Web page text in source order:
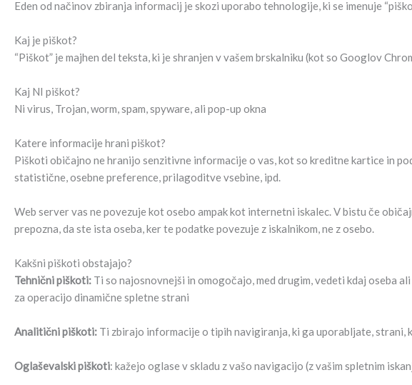
Eden od načinov zbiranja informacij je skozi uporabo tehnologije, ki se imenuje
Kaj je piškot?
“Piškot” je majhen del teksta, ki je shranjen v vašem brskalniku (kot so Googlov
Kaj NI piškot?
Ni virus, Trojan, worm, spam, spyware, ali pop-up okna
Katere informacije hrani piškot?
Piškoti običajno ne hranijo senzitivne informacije o vas, kot so kreditne kartice in
statistične, osebne preference, prilagoditve vsebine, ipd.
Web server vas ne povezuje kot osebo ampak kot internetni iskalec. V bistu če
prepozna, da ste ista oseba, ker te podatke povezuje z iskalnikom, ne z osebo.
Kakšni piškoti obstajajo?
Tehnični piškoti: Ti so najosnovnejši in omogočajo, med drugim, vedeti kdaj oseba
za operacijo dinamične spletne strani
Analitični piškoti: Ti zbirajo informacije o tipih navigiranja, ki ga uporabljate, strani,
Oglaševalski piškoti: kažejo oglase v skladu z vašo navigacijo (z vašim spletnim